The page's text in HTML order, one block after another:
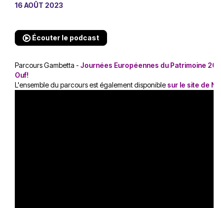
16 AOÛT 2023
Écouter le podcast
Parcours Gambetta - Journées Européennes du Patrimoine
Ouf!
L'ensemble du parcours est également disponible sur le site de